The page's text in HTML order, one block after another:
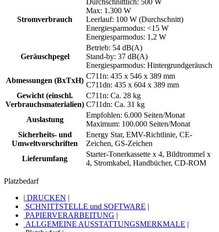
Stromverbrauch
Durchschnittlich: 500 W
Max: 1.300 W
Leerlauf: 100 W (Durchschnitt)
Energiesparmodus: <15 W
Energiesparmodus: 1,2 W
Geräuschpegel
Betrieb: 54 dB(A)
Stand-by: 37 dB(A)
Energiesparmodus: Hintergrundgeräusch
Abmessungen (BxTxH)
C711n: 435 x 546 x 389 mm
C711dn: 435 x 604 x 389 mm
Gewicht (einschl.
Verbrauchsmaterialien)
C711n: Ca. 28 kg
C711dn: Ca. 31 kg
Auslastung
Empfohlen: 6.000 Seiten/Monat
Maximum: 100.000 Seiten/Monat
Sicherheits- und
Umweltvorschriften
Energy Star, EMV-Richtlinie, CE-
Zeichen, GS-Zeichen
Lieferumfang
Starter-Tonerkassette x 4, Bildtrommel x
4, Stromkabel, Handbücher, CD-ROM
Platzbedarf
| DRUCKEN |
SCHNITTSTELLE und SOFTWARE |
PAPIERVERARBEITUNG |
ALLGEMEINE AUSSTATTUNGSMERKMALE |